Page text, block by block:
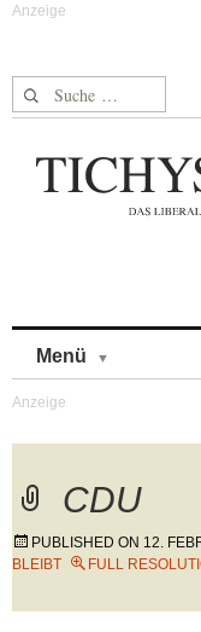
Suche nach:
Menü
CDU
PUBLISHED ON 12.
BLEIBT
FULL